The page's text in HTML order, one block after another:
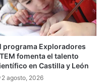
programa Exploradores
fomenta el talento
en Castilla y León
2 agosto, 2026